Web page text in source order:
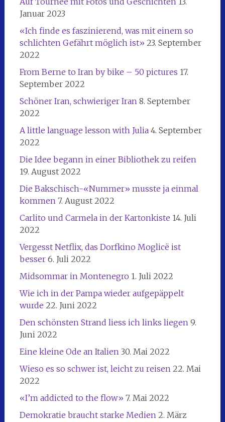
Januar 2023
«Ich finde es faszinierend, was mit einem so
schlichten Gefährt möglich ist» 23. September
2022
From Berne to Iran by bike – 50 pictures 17.
September 2022
Schöner Iran, schwieriger Iran 8. September
2022
A little language lesson with Julia 4. September
2022
Die Idee begann in einer Bibliothek zu reifen
19. August 2022
Die Bakschisch-«Nummer» musste ja einmal
kommen 7. August 2022
Carlito und Carmela in der Kartonkiste 14. Juli
2022
Vergesst Netflix, das Dorfkino Moglicë ist
besser 6. Juli 2022
Midsommar in Montenegro 1. Juli 2022
Wie ich in der Pampa wieder aufgepäppelt
wurde 22. Juni 2022
Den schönsten Strand liess ich links liegen 9.
Juni 2022
Eine kleine Ode an Italien 30. Mai 2022
Wieso es so schwer ist, leicht zu reisen 22. Mai
2022
«I’m addicted to the flow» 7. Mai 2022
Demokratie braucht starke Medien 2. März